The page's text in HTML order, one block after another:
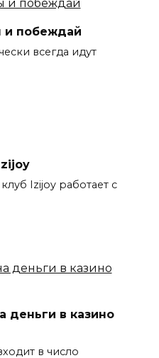
и побеждай
всегда идут
Izijoy работает с
деньги в казино
в число